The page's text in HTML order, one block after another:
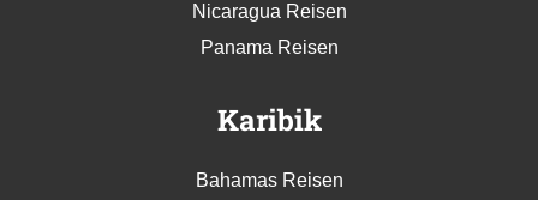
Nicaragua Reisen
Panama Reisen
Karibik
Bahamas Reisen